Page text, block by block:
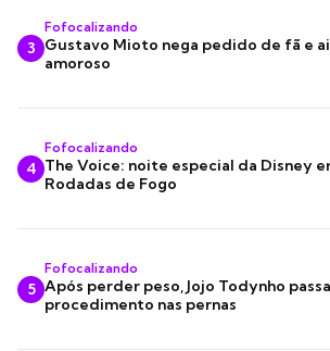
3
Fofocalizando
Gustavo Mioto nega pedido de fã e
amoroso
4
Fofocalizando
The Voice: noite especial da Disney
Rodadas de Fogo
5
Fofocalizando
Após perder peso, Jojo Todynho
procedimento nas pernas